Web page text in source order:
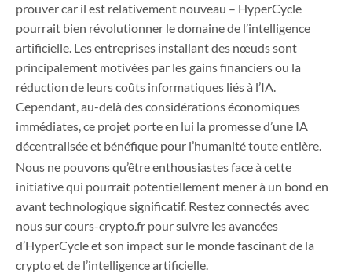
prouver car il est relativement nouveau – HyperCycle
pourrait bien révolutionner le domaine de l’intelligence
artificielle. Les entreprises installant des nœuds sont
principalement motivées par les gains financiers ou la
réduction de leurs coûts informatiques liés à l’IA.
Cependant, au-delà des considérations économiques
immédiates, ce projet porte en lui la promesse d’une IA
décentralisée et bénéfique pour l’humanité toute entière.
Nous ne pouvons qu’être enthousiastes face à cette
initiative qui pourrait potentiellement mener à un bond en
avant technologique significatif. Restez connectés avec
nous sur cours-crypto.fr pour suivre les avancées
d’HyperCycle et son impact sur le monde fascinant de la
crypto et de l’intelligence artificielle.